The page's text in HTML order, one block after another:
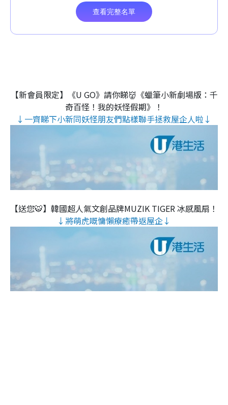
【新會員限定】《U GO》請你睇👹《蠟筆小新劇場版：千
奇百怪！我的妖怪假期》！
↓一齊睇下小新同妖怪朋友們點樣聯手拯救屋企人啦↓
【送您🐯】韓國超人氣文創品牌MUZIK TIGER 冰感風扇！
↓將萌虎嘅慵懶療癒帶返屋企↓